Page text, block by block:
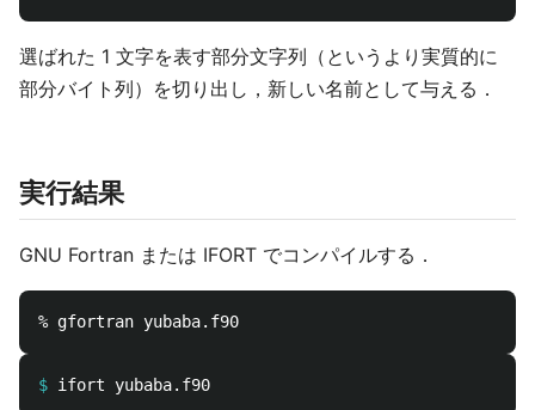
選ばれた 1 文字を表す部分文字列（というより実質的に
部分バイト列）を切り出し，新しい名前として与える．
実行結果
GNU Fortran または IFORT でコンパイルする．
$